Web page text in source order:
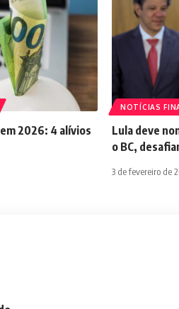
2026: 4 alívios
NOTÍCIAS
Lula deve
o BC,
3 de fevereiro de